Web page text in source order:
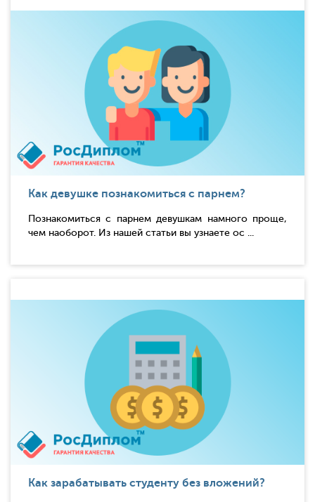
Как девушке познакомиться с парнем?
Познакомиться с парнем девушкам намного проще,
чем наоборот. Из нашей статьи вы узнаете ос ...
Как зарабатывать студенту без вложений?